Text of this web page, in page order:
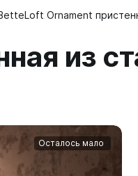
Ornament
из
Осталось мало